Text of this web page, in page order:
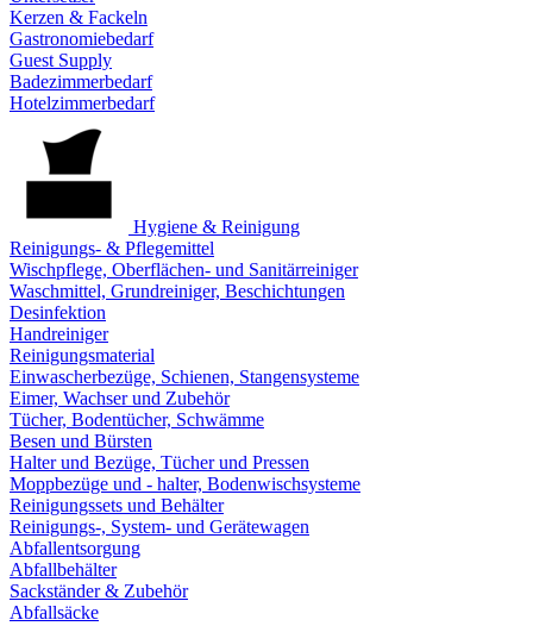
Kerzen & Fackeln
Gastronomiebedarf
Guest Supply
Badezimmerbedarf
Hotelzimmerbedarf
Hygiene & Reinigung
Reinigungs- & Pflegemittel
Wischpflege, Oberflächen- und Sanitärreiniger
Waschmittel, Grundreiniger, Beschichtungen
Desinfektion
Handreiniger
Reinigungsmaterial
Einwascherbezüge, Schienen, Stangensysteme
Eimer, Wachser und Zubehör
Tücher, Bodentücher, Schwämme
Besen und Bürsten
Halter und Bezüge, Tücher und Pressen
Moppbezüge und - halter, Bodenwischsysteme
Reinigungssets und Behälter
Reinigungs-, System- und Gerätewagen
Abfallentsorgung
Abfallbehälter
Sackständer & Zubehör
Abfallsäcke